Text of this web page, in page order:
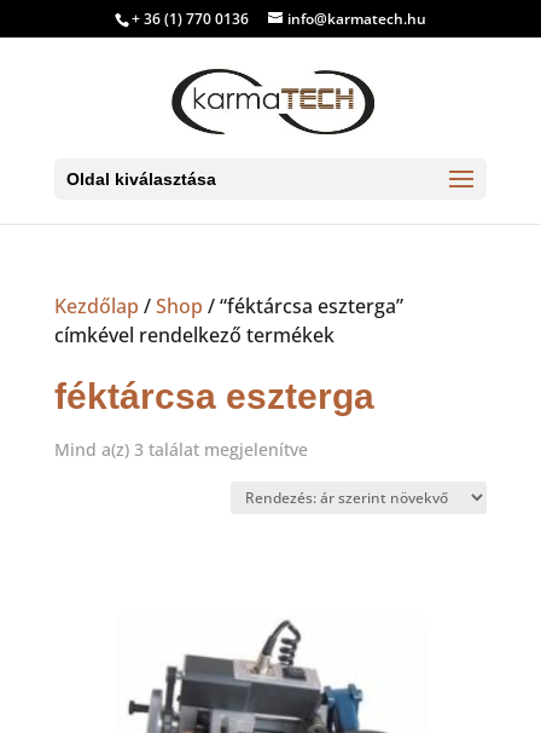
+ 36 (1) 770 0136 info@karmatech.hu
Oldal kiválasztása
Kezdőlap /Shop / “féktárcsa eszterga”
címkével rendelkező termékek
féktárcsa eszterga
Mind a(z) 3 találat megjelenítveSorted
price: